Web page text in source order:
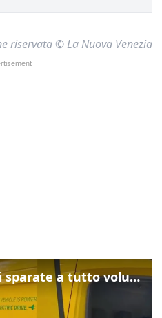
riservata © La Nuova Venezia
Le canzoni di Guccini sparate a tutto volume nella strada dove abitava